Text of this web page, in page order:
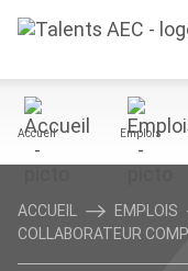
Accueil Emplois
ACCUEIL
EMPLOIS
COLLABORATEUR